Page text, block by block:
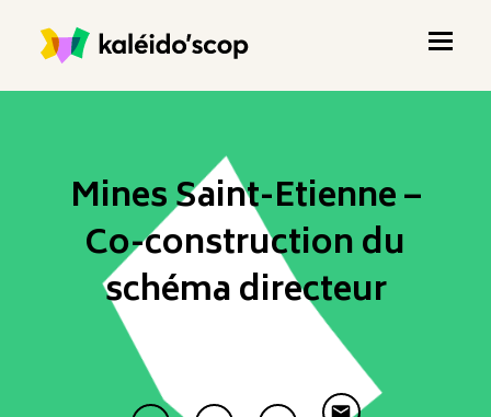
Mines Saint-Etienne –
Co-construction du
schéma directeur